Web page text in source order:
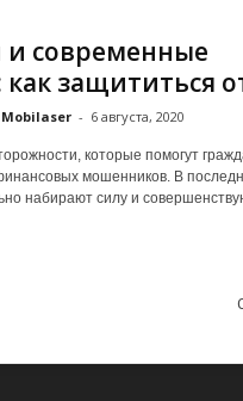
современные
защититься
Mobilaser - 6 августа, 2020
которые помогут
мошенников. В
набирают силу и